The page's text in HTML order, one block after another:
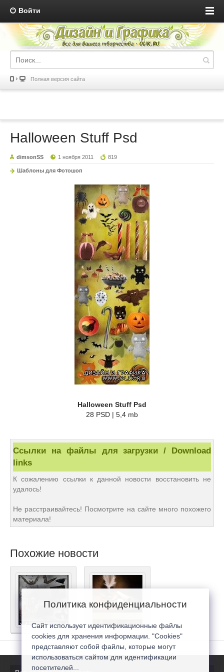
Войти
Полная версия сайта
Halloween Stuff Psd
dimsonSS 1 ноября 2011 819
Шаблоны для Фотошоп
Halloween Stuff Psd
28 PSD | 5,4 mb
Ссылки на файлы для загрузки / Download
links
К сожалению ссылки к данной новости восстановить не
удалось!
Не расстраивайтесь! Посмотрите на сайте много похожего
материала!
Похожие новости
Политика конфиденциальности
Сайт использует идентификационные файлы
cookies для хранения информации. "Cookies"
представляют собой файлы, которые могут
использоваться сайтом для идентификации
посетителей...